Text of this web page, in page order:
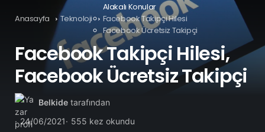
Anasayfa Teknoloji
Alakalı Konular
Facebook Takipçi Hilesi
Facebook Ücretsiz Takipçi
Facebook Takipçi Hilesi,
Facebook Ücretsiz Takipçi
Belkide tarafından
24/06/2021
555 kez okundu